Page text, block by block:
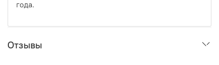
года.
Отзывы